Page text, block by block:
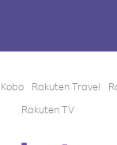
Rakuten Travel
Rakuten TV